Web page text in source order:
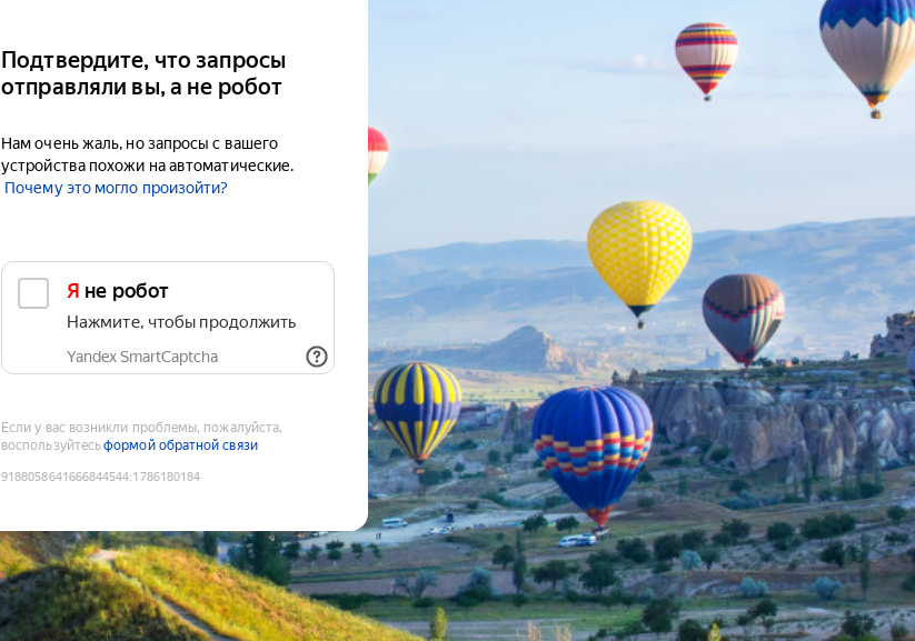
Подтвердите, что запросы
отправляли вы, а не робот
Нам очень жаль, но запросы с вашего
устройства похожи на автоматические.
Почему это могло произойти?
Я не робот
Нажмите, чтобы продолжить
Yandex SmartCaptcha
Если у вас возникли проблемы, пожалуйста,
воспользуйтесьформой обратной связи
9188058641666844544:1786180184